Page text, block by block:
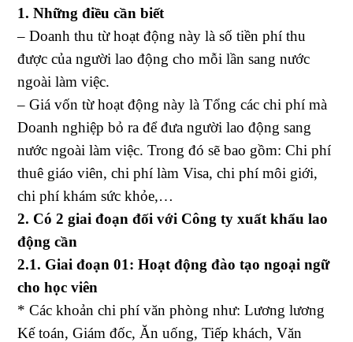
1. Những điều cần biết
– Doanh thu từ hoạt động này là số tiền phí thu
được của người lao động cho mỗi lần sang nước
ngoài làm việc.
– Giá vốn từ hoạt động này là Tổng các chi phí mà
Doanh nghiệp bỏ ra để đưa người lao động sang
nước ngoài làm việc. Trong đó sẽ bao gồm: Chi phí
thuê giáo viên, chi phí làm Visa, chi phí môi giới,
chi phí khám sức khỏe,…
2. Có 2 giai đoạn đối với Công ty xuất khẩu lao
động cần
2.1. Giai đoạn 01: Hoạt động đào tạo ngoại ngữ
cho học viên
* Các khoản chi phí văn phòng như: Lương lương
Kế toán, Giám đốc, Ăn uống, Tiếp khách, Văn